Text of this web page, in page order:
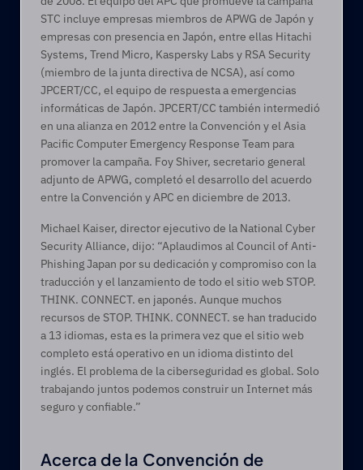
STC incluye empresas miembros de APWG de Japón y
empresas con presencia en Japón, entre ellas Hitachi
Systems, Trend Micro, Kaspersky Labs y RSA Security
(miembro de la junta directiva de NCSA), así como
JPCERT/CC, el equipo de respuesta a emergencias
informáticas de Japón. JPCERT/CC también intermedió
en una alianza en 2012 entre la Convención y el Asia
Pacific Computer Emergency Response Team para
promover la campaña. Foy Shiver, secretario general
adjunto de APWG, completó el desarrollo del acuerdo
entre la Convención y APC en diciembre de 2013.
Michael Kaiser, director ejecutivo de la National Cyber
Security Alliance, dijo: “Aplaudimos al Council of Anti-
Phishing Japan por su dedicación y compromiso con la
traducción y el lanzamiento de todo el sitio web STOP.
THINK. CONNECT. en japonés. Aunque muchos
recursos de STOP. THINK. CONNECT. se han traducido
a 13 idiomas, esta es la primera vez que el sitio web
completo está operativo en un idioma distinto del
inglés. El problema de la ciberseguridad es global. Solo
trabajando juntos podemos construir un Internet más
seguro y confiable.”
Acerca de la Convención de